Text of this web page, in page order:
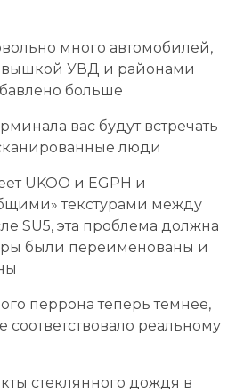
много автомобилей,
вышкой УВД и районами
больше
вас будут встречать
люди
UKOO и EGPH и
текстурами между
SU5, эта проблема должна
были переименованы и
перрона теперь темнее,
соответствовало реальному
стеклянного дождя в